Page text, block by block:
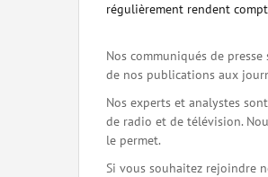
régulièrement rendent
Nos communiqués de
de nos publications aux
Nos experts et analystes
de radio et de télévision.
le permet.
Si vous souhaitez rejoindre